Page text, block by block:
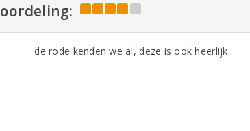
de rode kenden we al, deze is ook heerlijk.